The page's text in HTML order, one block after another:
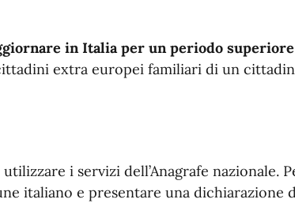
in Italia per un periodo
extra europei familiari di un
i servizi dell’Anagrafe nazionale.
italiano e presentare una dichiarazione